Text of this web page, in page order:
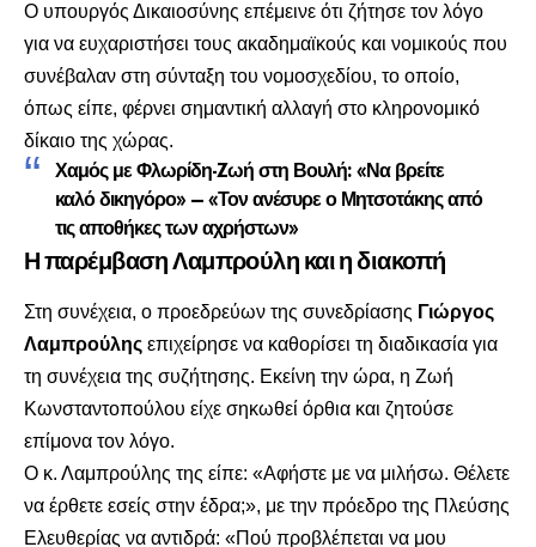
Ο υπουργός Δικαιοσύνης επέμεινε ότι ζήτησε τον λόγο
για να ευχαριστήσει τους ακαδημαϊκούς και νομικούς που
συνέβαλαν στη σύνταξη του νομοσχεδίου, το οποίο,
όπως είπε, φέρνει σημαντική αλλαγή στο κληρονομικό
δίκαιο της χώρας.
Χαμός με Φλωρίδη-Zωή στη Βουλή: «Να βρείτε
καλό δικηγόρο» – «Τον ανέσυρε ο Μητσοτάκης από
τις αποθήκες των αχρήστων»
Η παρέμβαση Λαμπρούλη και η διακοπή
Στη συνέχεια, ο προεδρεύων της συνεδρίασης Γιώργος
Λαμπρούλης επιχείρησε να καθορίσει τη διαδικασία για
τη συνέχεια της συζήτησης. Εκείνη την ώρα, η Ζωή
Κωνσταντοπούλου είχε σηκωθεί όρθια και ζητούσε
επίμονα τον λόγο.
Ο κ. Λαμπρούλης της είπε: «Αφήστε με να μιλήσω. Θέλετε
να έρθετε εσείς στην έδρα;», με την πρόεδρο της Πλεύσης
Ελευθερίας να αντιδρά: «Πού προβλέπεται να μου